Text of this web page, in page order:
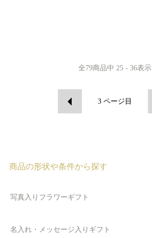
全79商品中 25 - 36表示
3 ページ目
商品の形状や条件から探す
写真入りフラワーギフト
名入れ・メッセージ入りギフト